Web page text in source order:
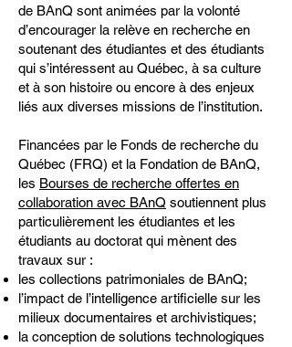
de BAnQ sont animées par la volonté
d’encourager la relève en recherche en
soutenant des étudiantes et des étudiants
qui s’intéressent au Québec, à sa culture
et à son histoire ou encore à des enjeux
liés aux diverses missions de l’institution.
Financées par le Fonds de recherche du
Québec (FRQ) et la Fondation de BAnQ,
les Bourses de recherche offertes en
collaboration avec BAnQ soutiennent plus
particulièrement les étudiantes et les
étudiants au doctorat qui mènent des
travaux sur :
les collections patrimoniales de BAnQ;
l’impact de l’intelligence artificielle sur les
milieux documentaires et archivistiques;
la conception de solutions technologiques